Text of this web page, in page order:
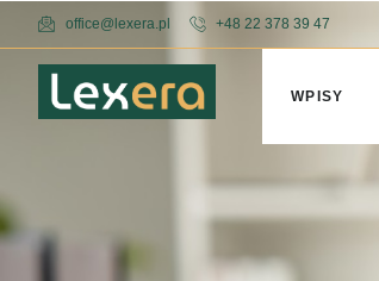
office@lexera.pl +48 22 378 39 47
WPISY